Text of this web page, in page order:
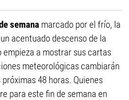
semana marcado por el frío, la
acentuado descenso de la
empieza a mostrar sus cartas
meteorológicas cambiarán
48 horas. Quienes
para este fin de semana en